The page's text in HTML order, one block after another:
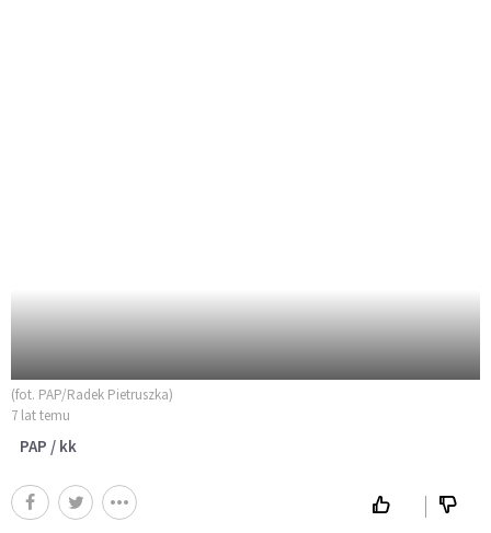
(fot. PAP/Radek Pietruszka)
7 lat temu
PAP / kk